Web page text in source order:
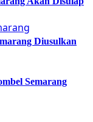
Diusulkan
Semarang